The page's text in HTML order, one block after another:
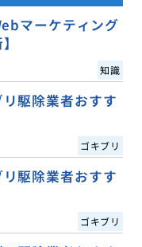
マーケティング
知識
駆除業者おすす
ゴキブリ
駆除業者おすす
ゴキブリ